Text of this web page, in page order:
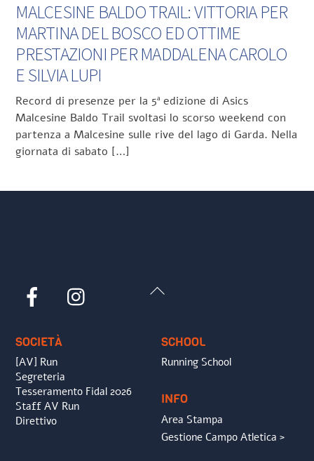
MALCESINE BALDO TRAIL: VITTORIA PER
MARTINA DEL BOSCO ED OTTIME
PRESTAZIONI PER MADDALENA CAROLO
E SILVIA LUPI
Record di presenze per la 5ª edizione di Asics
Malcesine Baldo Trail svoltasi lo scorso weekend con
partenza a Malcesine sulle rive del lago di Garda. Nella
giornata di sabato […]
Back
Facebook
SOCIETÀ
[AV] Run
Segreteria
Tesseramento Fidal 2026
Staff AV Run
Direttivo
SCHOOL
Running School
INFO
Area Stampa
Gestione Campo Atletica >